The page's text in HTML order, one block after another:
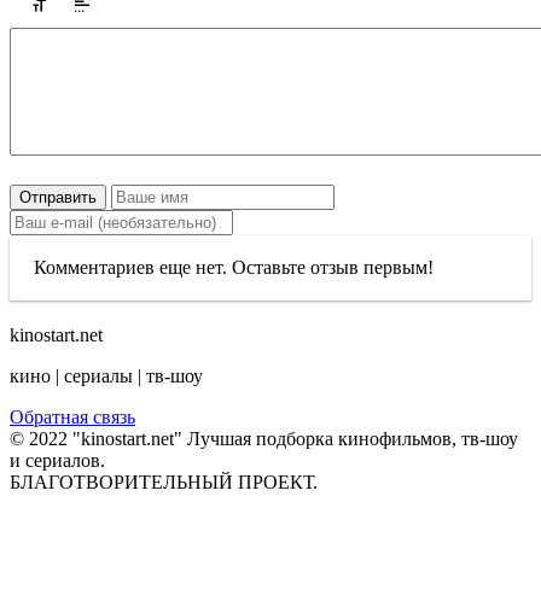
Отправить
Комментариев еще нет. Оставьте отзыв первым!
kinostart.net
кино | сериалы | тв-шоу
Обратная связь
© 2022 "kinostart.net" Лучшая подборка кинофильмов, тв-шоу
и сериалов.
БЛАГОТВОРИТЕЛЬНЫЙ ПРОЕКТ.